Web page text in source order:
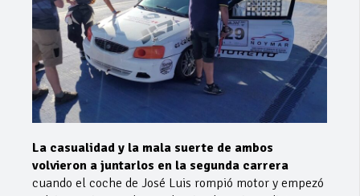
La casualidad y la mala suerte de ambos
volvieron a juntarlos en la segunda carrera
cuando el coche de José Luis rompió motor y empezó